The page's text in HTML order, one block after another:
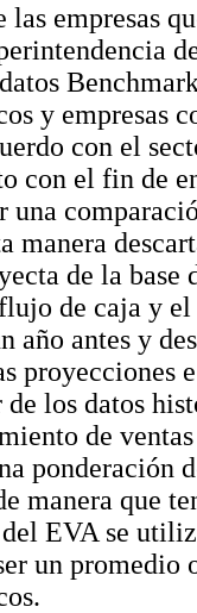
las empresas
y empresas
con el
con el fin de
una
manera
de la base
de caja y
año antes y
proyecciones
de los datos
de
ponderación
manera que
EVA se
un